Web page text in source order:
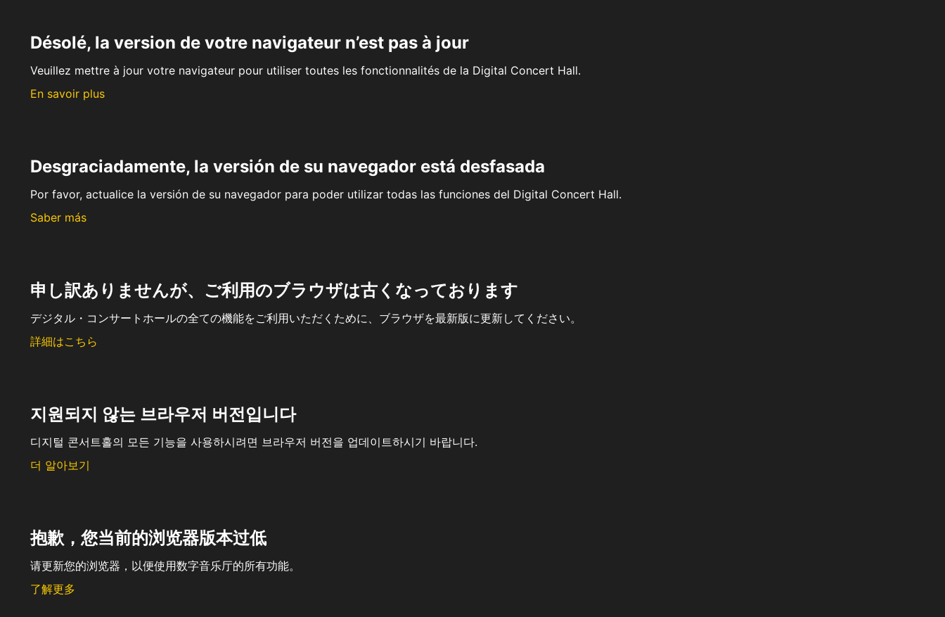
Désolé, la version de votre navigateur n’est pas à jour
Veuillez mettre à jour votre navigateur pour utiliser toutes les fonctionnalités de la Digital Concert Hall.
En savoir plus
Desgraciadamente, la versión de su navegador está desfasada
Por favor, actualice la versión de su navegador para poder utilizar todas las funciones del Digital Concert Hall.
Saber más
申し訳ありませんが、ご利用のブラウザは古くなっております
デジタル・コンサートホールの全ての機能をご利用いただくために、ブラウザを最新版に更新してください。
詳細はこちら
지원되지 않는 브라우저 버전입니다
디지털 콘서트홀의 모든 기능을 사용하시려면 브라우저 버전을 업데이트하시기 바랍니다.
더 알아보기
抱歉，您当前的浏览器版本过低
请更新您的浏览器，以便使用数字音乐厅的所有功能。
了解更多